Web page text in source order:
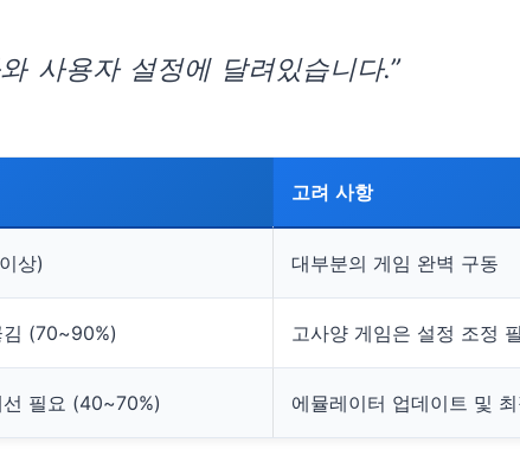
사용자 설정에 달려있습니다.”
고려 사항
상) 대부분의 게임 완벽 구동
(70~90%) 고사양 게임은 설정 조정
필요 (40~70%) 에뮬레이터 업데이트 및